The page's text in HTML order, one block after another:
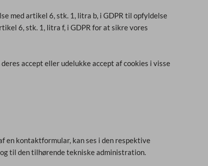
med artikel 6, stk. 1, litra b, i GDPR til opfyldelse
6, stk. 1, litra f, i GDPR for at sikre vores
accept eller udelukke accept af cookies i visse
en kontaktformular, kan ses i den respektive
til den tilhørende tekniske administration.